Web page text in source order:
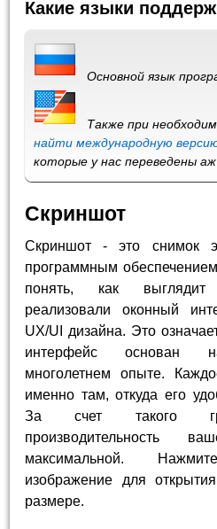
Какие языки
Основной язык
Также при
найти международную
которые у нас переведены
Скриншот
Скриншот - это снимок
программным
понять, как
реализовали оконный
UX/UI дизайна. Это
интерфейс основан на
многолетнем опыте.
именно там, откуда его
За счет такого
производительность
максимальной.
изображение для
размере.